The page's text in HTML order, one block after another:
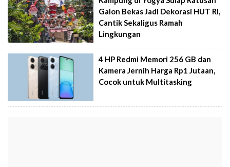
Galon Bekas Jadi Dekorasi HUT RI,
Cantik Sekaligus Ramah
Lingkungan
4 HP Redmi Memori 256 GB dan
Kamera Jernih Harga Rp1 Jutaan,
Cocok untuk Multitasking